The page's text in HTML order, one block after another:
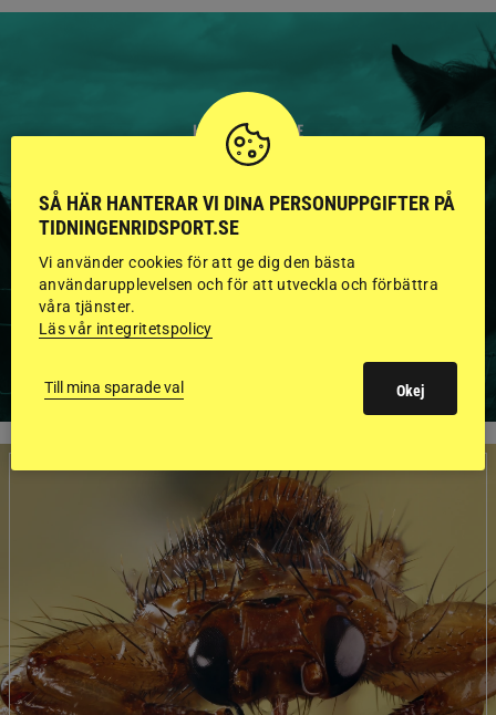
HINGSTAR ONLINE
GODKÄNDA HINGSTAR I
FLERA KATEGORIER MED
BILDER OCH FAKTA
SÅ HÄR HANTERAR VI DINA PERSONUPPGIFTER PÅ
TIDNINGENRIDSPORT.SE
Vi använder cookies för att ge dig den bästa
användarupplevelsen och för att utveckla och förbättra
våra tjänster.
Läs vår integritetspolicy
Till mina sparade val Okej